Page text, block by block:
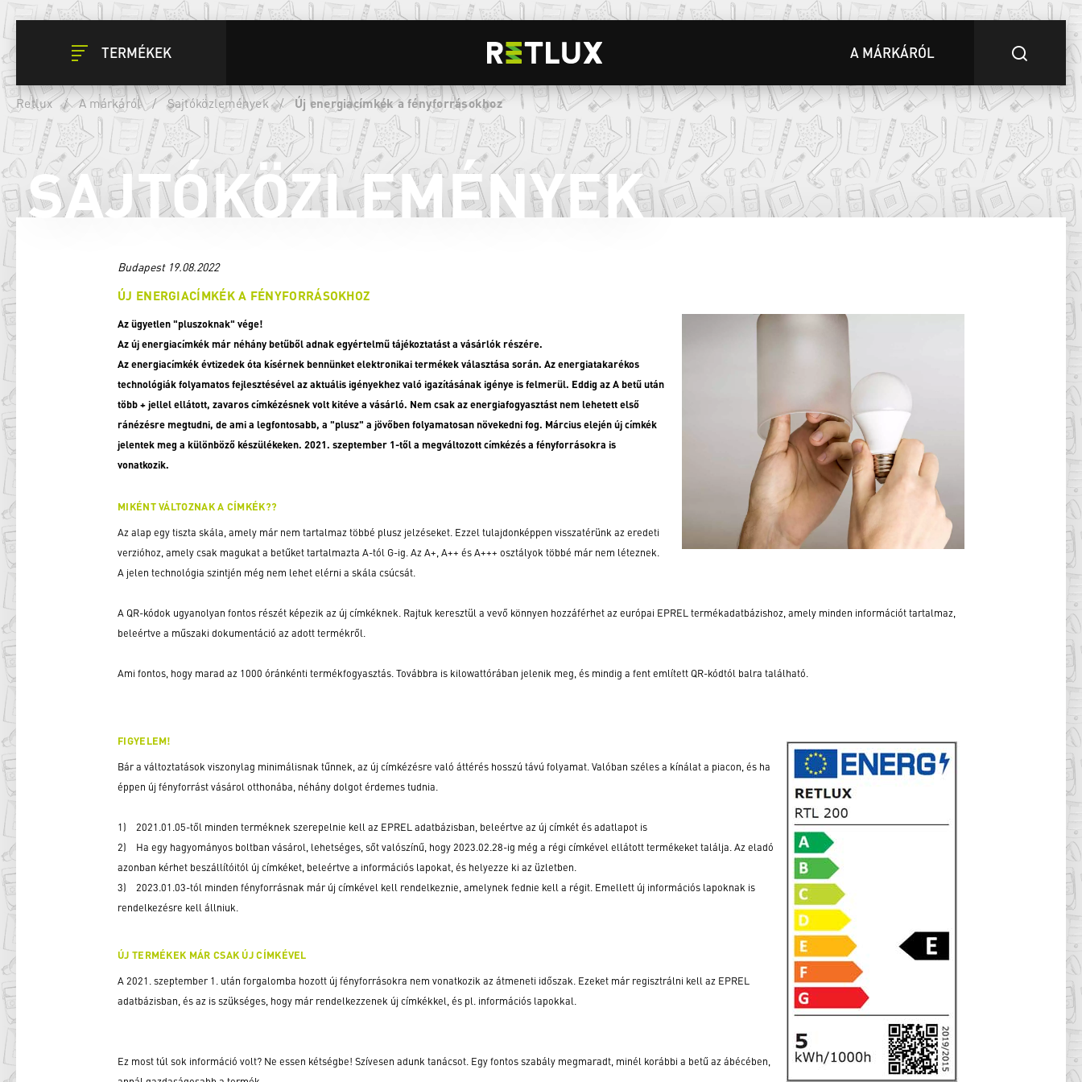
TERMÉKEK A MÁRKÁRÓL
Retlux / A márkáról / Sajtóközlemények / Új energiacímkék a fényforrásokhoz
SAJTÓKÖZLEMÉNYEK
Budapest 19.08.2022
ÚJ ENERGIACÍMKÉK A FÉNYFORRÁSOKHOZ
Az ügyetlen "pluszoknak" vége!
Az új energiacímkék már néhány betűből adnak egyértelmű tájékoztatást a vásárlók részére.
Az energiacímkék évtizedek óta kísérnek bennünket elektronikai termékek választása során. Az energiatakarékos
technológiák folyamatos fejlesztésével az aktuális igényekhez való igazításának igénye is felmerül. Eddig az A betű után
több + jellel ellátott, zavaros címkézésnek volt kitéve a vásárló. Nem csak az energiafogyasztást nem lehetett első
ránézésre megtudni, de ami a legfontosabb, a "plusz" a jövőben folyamatosan növekedni fog. Március elején új címkék
jelentek meg a különböző készülékeken. 2021. szeptember 1-től a megváltozott címkézés a fényforrásokra is
vonatkozik.
MIKÉNT VÁLTOZNAK A CÍMKÉK??
Az alap egy tiszta skála, amely már nem tartalmaz többé plusz jelzéseket. Ezzel tulajdonképpen visszatérünk az eredeti
verzióhoz, amely csak magukat a betűket tartalmazta A-tól G-ig. Az A+, A++ és A+++ osztályok többé már nem léteznek.
A jelen technológia szintjén még nem lehet elérni a skála csúcsát.
A QR-kódok ugyanolyan fontos részét képezik az új címkéknek. Rajtuk keresztül a vevő könnyen hozzáférhet az európai EPREL termékadatbázishoz, amely minden információt tartalmaz,
beleértve a műszaki dokumentáció az adott termékről.
Ami fontos, hogy marad az 1000 óránkénti termékfogyasztás. Továbbra is kilowattórában jelenik meg, és mindig a fent említett QR-kódtól balra található.
FIGYELEM!
Bár a változtatások viszonylag minimálisnak tűnnek, az új címkézésre való áttérés hosszú távú folyamat. Valóban széles a kínálat a piacon, és ha
éppen új fényforrást vásárol otthonába, néhány dolgot érdemes tudnia.
1) 2021.01.05-től minden terméknek szerepelnie kell az EPREL adatbázisban, beleértve az új címkét és adatlapot is
2) Ha egy hagyományos boltban vásárol, lehetséges, sőt valószínű, hogy 2023.02.28-ig még a régi címkével ellátott termékeket találja. Az eladó
azonban kérhet beszállítóitól új címkéket, beleértve a információs lapokat, és helyezze ki az üzletben.
3) 2023.01.03-tól minden fényforrásnak már új címkével kell rendelkeznie, amelynek fednie kell a régit. Emellett új információs lapoknak is
rendelkezésre kell állniuk.
ÚJ TERMÉKEK MÁR CSAK ÚJ CÍMKÉVEL
A 2021. szeptember 1. után forgalomba hozott új fényforrásokra nem vonatkozik az átmeneti időszak. Ezeket már regisztrálni kell az EPREL
adatbázisban, és az is szükséges, hogy már rendelkezzenek új címkékkel, és pl. információs lapokkal.
Ez most túl sok információ volt? Ne essen kétségbe! Szívesen adunk tanácsot. Egy fontos szabály megmaradt, minél korábbi a betű az ábécében,